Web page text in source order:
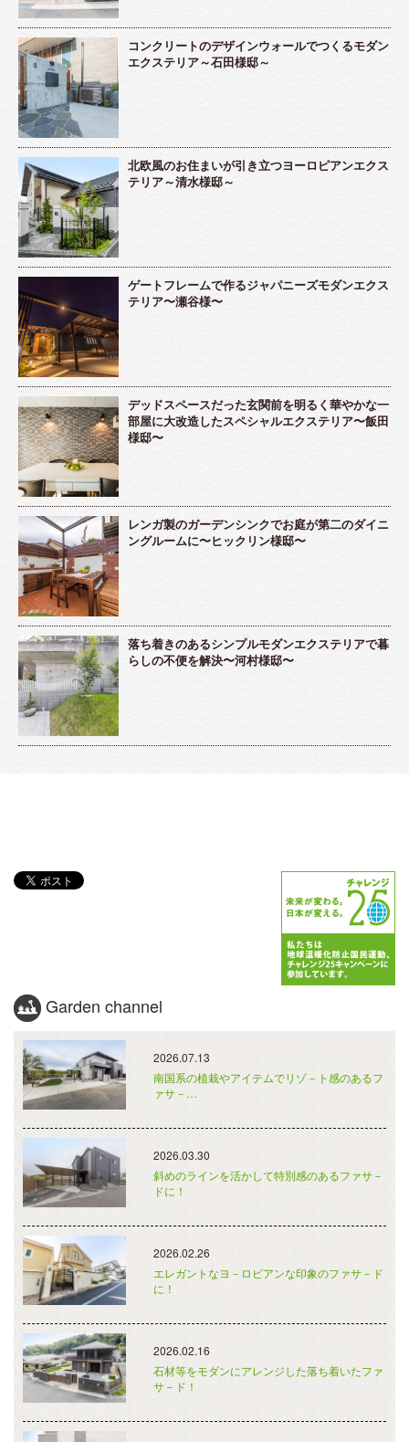
コンクリートのデザインウォールでつくるモダン
エクステリア～石田様邸～
北欧風のお住まいが引き立つヨーロピアンエクス
テリア～清水様邸～
ゲートフレームで作るジャパニーズモダンエクス
テリア〜瀬谷様〜
デッドスペースだった玄関前を明るく華やかな一
部屋に大改造したスペシャルエクステリア〜飯田
様邸〜
レンガ製のガーデンシンクでお庭が第二のダイニ
ングルームに〜ヒックリン様邸〜
落ち着きのあるシンプルモダンエクステリアで暮
らしの不便を解決〜河村様邸〜
Garden channel
2026.07.13
南国系の植栽やアイテムでリゾ－ト感のあるフ
ァサ－…
2026.03.30
斜めのラインを活かして特別感のあるファサ－
ドに！
2026.02.26
エレガントなヨ－ロピアンな印象のファサ－ド
に！
2026.02.16
石材等をモダンにアレンジした落ち着いたファ
サ－ド！